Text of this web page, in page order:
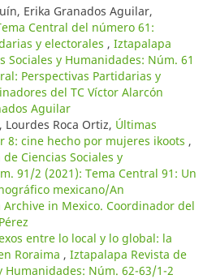
Erika Granados Aguilar,
Central del número 61:
y electorales , Iztapalapa
Sociales y Humanidades: Núm. 61
Perspectivas Partidarias y
del TC Víctor Alarcón
Aguilar
Lourdes Roca Ortiz, Últimas
8: cine hecho por mujeres ikoots ,
Ciencias Sociales y
91/2 (2021): Tema Central 91: Un
mexicano/An
in Mexico. Coordinador del
entre lo local y lo global: la
Roraima , Iztapalapa Revista de
Humanidades: Núm. 62-63/1-2